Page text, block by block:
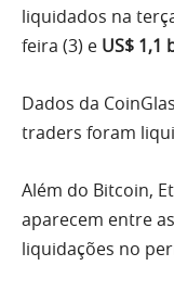
liquidados na
feira (3) e US$ 1,1
Dados da
traders foram
Além do Bitcoin,
aparecem entre
liquidações no